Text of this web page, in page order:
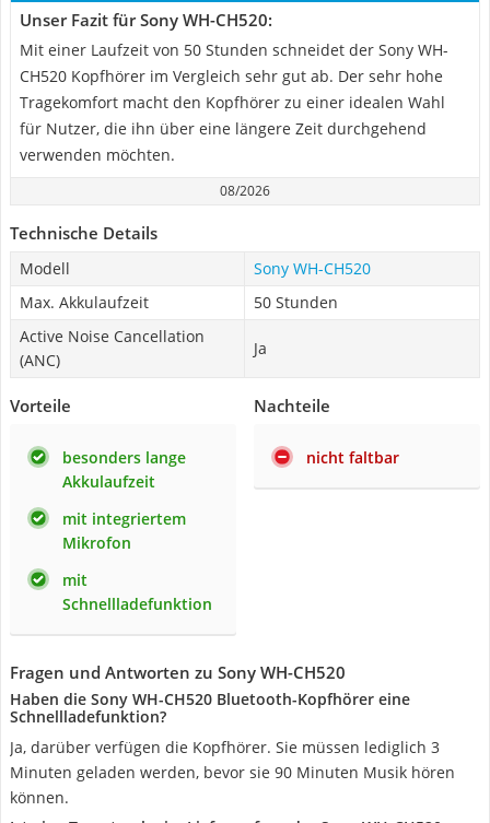
Unser Fazit für Sony WH-CH520:
Mit einer Laufzeit von 50 Stunden schneidet der Sony WH-
CH520 Kopfhörer im Vergleich sehr gut ab. Der sehr hohe
Tragekomfort macht den Kopfhörer zu einer idealen Wahl
für Nutzer, die ihn über eine längere Zeit durchgehend
verwenden möchten.
08/2026
Technische Details
Modell
Sony WH-CH520
Max. Akkulaufzeit
50 Stunden
Active Noise Cancellation
(ANC)
Ja
Vorteile
besonders lange
Akkulaufzeit
mit integriertem
Mikrofon
mit
Schnellladefunktion
Nachteile
nicht faltbar
Fragen und Antworten zu Sony WH-CH520
Haben die Sony WH-CH520 Bluetooth-Kopfhörer eine
Schnellladefunktion?
Ja, darüber verfügen die Kopfhörer. Sie müssen lediglich 3
Minuten geladen werden, bevor sie 90 Minuten Musik hören
können.